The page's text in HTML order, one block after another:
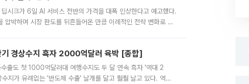
시크가 6일 AI 서비스 전반의 가격을 대폭 인상한다고 예고했다.
압박하며 시장 판도를 뒤흔들어온 만큼 이례적인 전략 변화로 평
경상수지 흑자 2000억달러 육박 [종합]
출도 첫 1000억달러대 여행수지도 두 달 연속 흑자 '역대 2
지가 유례없는 '반도체 수출' 날개를 달고 훨훨 날고 있다. 역대